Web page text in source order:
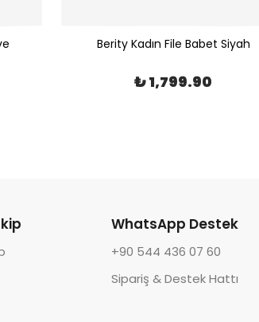
Berity Kadın File Babet Siyah
₺ 1,799.90
WhatsApp Destek
+90 544 436 07 60
Sipariş & Destek Hattı